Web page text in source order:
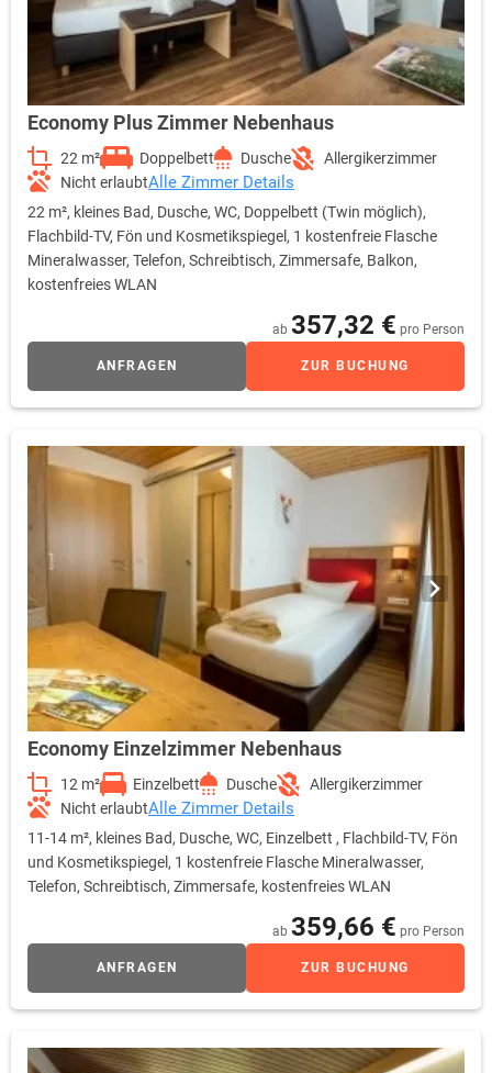
Economy Plus Zimmer Nebenhaus
22 m² Doppelbett Dusche
Allergikerzimmer
Nicht erlaubtAlle Zimmer Details
22 m², kleines Bad, Dusche, WC, Doppelbett (Twin möglich),
Flachbild-TV, Fön und Kosmetikspiegel, 1 kostenfreie Flasche
Mineralwasser, Telefon, Schreibtisch, Zimmersafe, Balkon,
kostenfreies WLAN
ab 357,32 € pro Person
ANFRAGEN ZUR BUCHUNG
Economy Einzelzimmer Nebenhaus
12 m² Einzelbett Dusche
Allergikerzimmer
Nicht erlaubtAlle Zimmer Details
11-14 m², kleines Bad, Dusche, WC, Einzelbett , Flachbild-TV, Fön
und Kosmetikspiegel, 1 kostenfreie Flasche Mineralwasser,
Telefon, Schreibtisch, Zimmersafe, kostenfreies WLAN
ab 359,66 € pro Person
ANFRAGEN ZUR BUCHUNG